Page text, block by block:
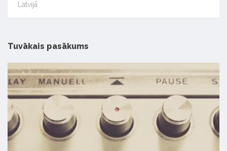
Latvijā
Tuvākais pasākums